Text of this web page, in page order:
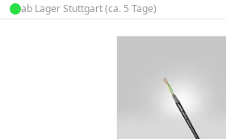
ab Lager Stuttgart (ca. 5 Tage)